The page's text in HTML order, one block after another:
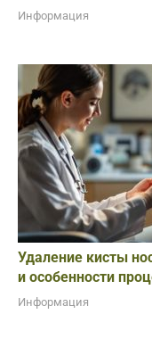
Информация
Удаление кисты
и особенности
Информация